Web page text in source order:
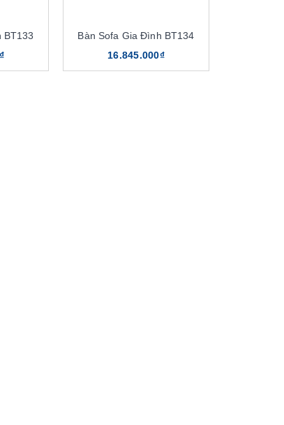
BT133
Bàn Sofa Gia Đình BT134
16.845.000₫